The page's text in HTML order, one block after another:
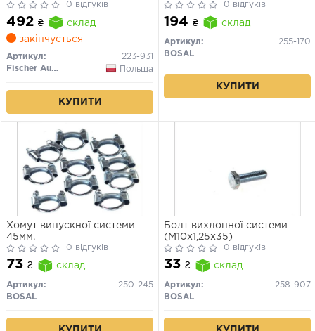
випуску відпрацьованих
газів
0 відгуків
492 ₴
склад
закінчується
Артикул:
223-931
Fischer Automotive One (FA1)
Польща
КУПИТИ
0 відгуків
194 ₴ склад
Артикул:
255-170
BOSAL
КУПИТИ
Хомут випускної системи
45мм.
0 відгуків
73 ₴ склад
Артикул:
250-245
BOSAL
Болт вихлопної системи
(M10x1,25x35)
0 відгуків
33 ₴ склад
Артикул:
258-907
BOSAL